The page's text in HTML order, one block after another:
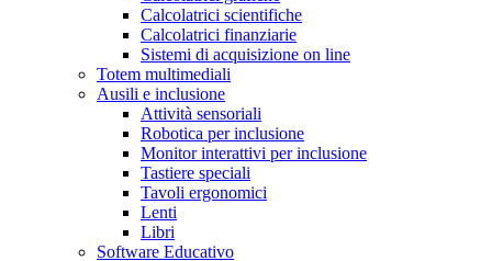
Calcolatrici scientifiche
Calcolatrici finanziarie
Sistemi di acquisizione on line
Totem multimediali
Ausili e inclusione
Attività sensoriali
Robotica per inclusione
Monitor interattivi per inclusione
Tastiere speciali
Tavoli ergonomici
Lenti
Libri
Software Educativo